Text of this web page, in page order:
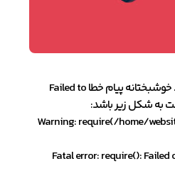
موارد هنگام بروز این مشکل، یک صفحه وب همراه با یک پیام هشدار بارگیری می شود و یا گاهی اوقات کد خطا ظاهر می شود. خوشبختانه پیام خطا Failed to
Warning: require(/home/
Fatal error: require():